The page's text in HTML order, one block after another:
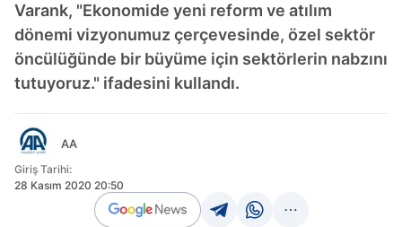
Varank, "Ekonomide yeni reform ve atılım
dönemi vizyonumuz çerçevesinde, özel sektör
öncülüğünde bir büyüme için sektörlerin nabzını
tutuyoruz." ifadesini kullandı.
AA
Giriş Tarihi:
28 Kasım 2020 20:50